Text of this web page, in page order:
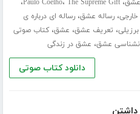
عشق، Paulo Coelho، The Supreme Gift ،
خارجی،رساله عشق،رساله ای درباره ی
، تعریف عشق، عشق،کتاب صوتی
عشق، عشق در زندگی
دانلود کتاب صوتی
داشتن